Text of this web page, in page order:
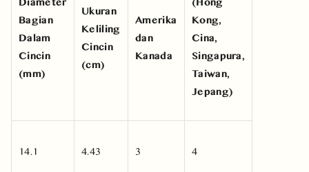
Bagian
Dalam
Cincin
(mm)
Ukuran
Keliling
Cincin
(cm)
Amerika
dan
Kanada
Kong,
Cina,
Singapura,
Taiwan,
Jepang)
14.1 4.43 3 4